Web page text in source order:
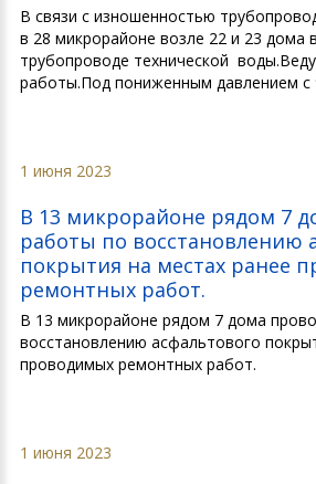
В связи с изношенностью
в 28 микрорайоне возле 22 и 23 дома
трубопроводе технической
работы.Под пониженным давлением с
1 июня 2023
В 13 микрорайоне рядом 7
работы по восстановлению
покрытия на местах ранее
ремонтных работ.
В 13 микрорайоне рядом 7 дома
восстановлению асфальтового
проводимых ремонтных работ.
1 июня 2023